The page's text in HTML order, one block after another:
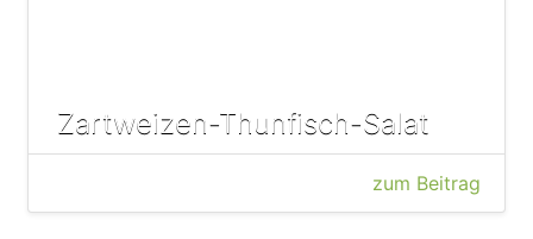
Zartweizen-Thunfisch-Salat
zum Beitrag